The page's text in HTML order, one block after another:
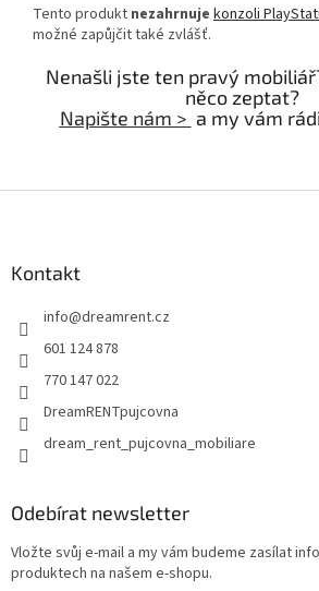
Tento produkt nezahrnuje konzoli
možné zapůjčit také zvlášť.
Nenašli jste ten pravý
něco zeptat?
Napište nám > a my vám
Kontakt
info@dreamrent.cz
601 124 878
770 147 022
DreamRENTpujcovna
dream_rent_pujcovna_mobiliare
Odebírat newsletter
Vložte svůj e-mail a my vám budeme zasílat
produktech na našem e-shopu.